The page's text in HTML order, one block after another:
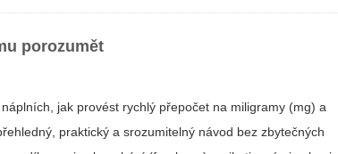
porozumět
náplních, jak provést rychlý přepočet na miligramy (mg) a
praktický a srozumitelný návod bez zbytečných